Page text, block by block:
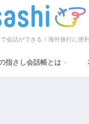
会話ができる！海外旅行に便
指さし会話帳とは